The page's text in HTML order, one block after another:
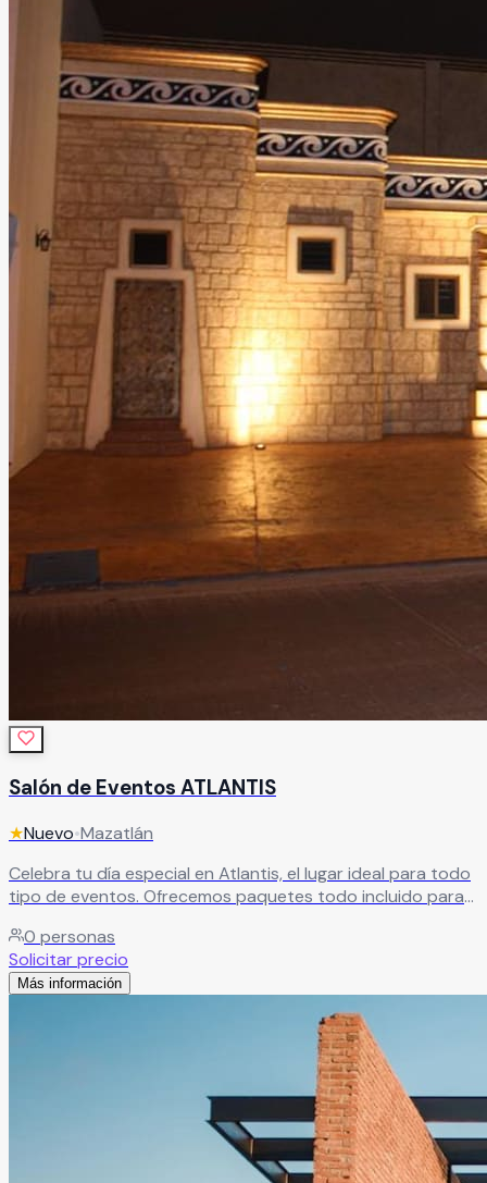
Salón de Eventos ATLANTIS
★Nuevo•Mazatlán
Celebra tu día especial en Atlantis, el lugar ideal para todo
tipo de eventos. Ofrecemos paquetes todo incluido para
celebraciones completas, sin complicaciones y llenas de
momentos inolvidables.
0 personas
Solicitar precio
Más información